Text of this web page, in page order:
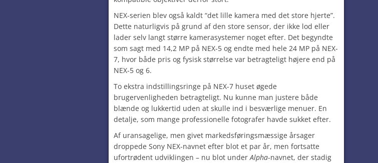
NEX-serien blev også kaldt “det lille kamera med det store hjerte”.
Dette naturligvis på grund af den store sensor, der ikke lod eller
lader selv langt større kamerasystemer noget efter. Det begyndte
som sagt med 14,2 MP på NEX-5 og endte med hele 24 MP på NEX-
7, hvor både pris og fysisk størrelse var betragteligt højere end på
NEX-5 og 6.
To ekstra indstillingsringe på NEX-7 huset øgede
brugervenligheden betragteligt. Nu kunne man justere både
blænde og lukkertid uden at skulle ind i besværlige menuer. En
detalje, som mange professionelle fotografer havde sukket efter.
Af uransagelige, men givet markedsføringsmæssige årsager
droppede Sony NEX-navnet efter blot et par år, men fortsatte
ufortrødent udviklingen – nu blot underAlpha-navnet, der stadig